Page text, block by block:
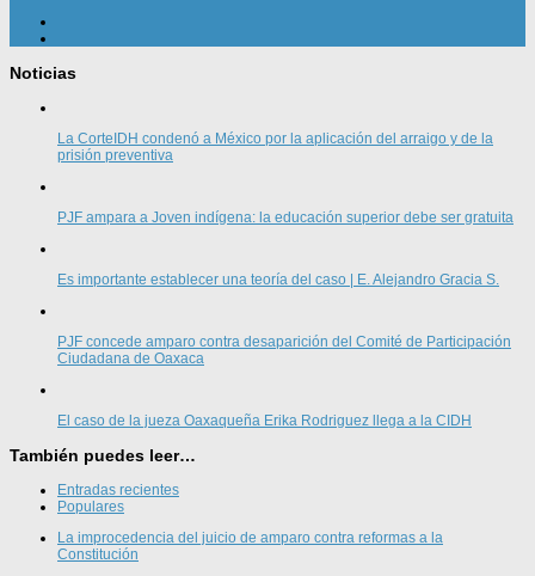
Noticias
La CorteIDH condenó a México por la aplicación del arraigo y de la
prisión preventiva
PJF ampara a Joven indígena: la educación superior debe ser gratuita
Es importante establecer una teoría del caso | E. Alejandro Gracia S.
PJF concede amparo contra desaparición del Comité de Participación
Ciudadana de Oaxaca
El caso de la jueza Oaxaqueña Erika Rodriguez llega a la CIDH
También puedes leer…
Entradas recientes
Populares
La improcedencia del juicio de amparo contra reformas a la
Constitución